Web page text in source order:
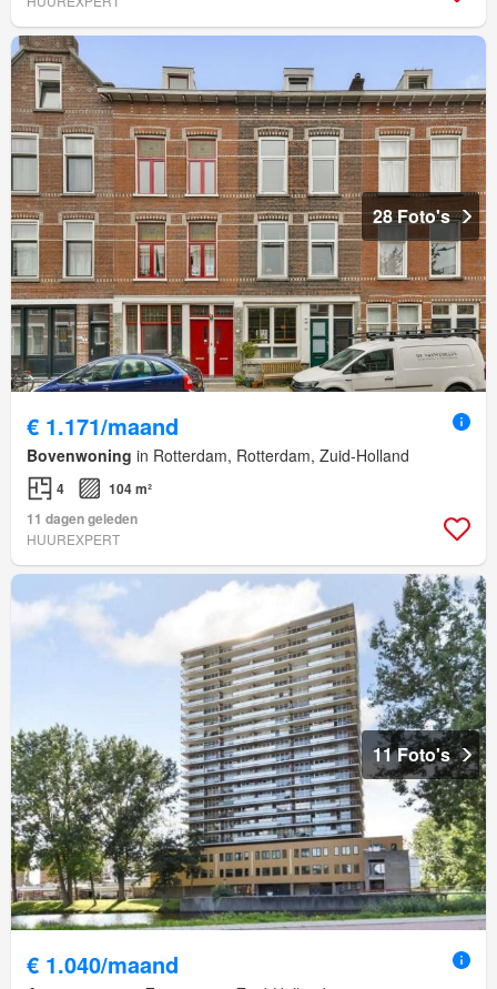
28 Foto's
€ 1.171/maand
Bovenwoning in Rotterdam, Rotterdam, Zuid-Holland
4
104 m²
11 dagen geleden
HUUREXPERT
11 Foto's
€ 1.040/maand